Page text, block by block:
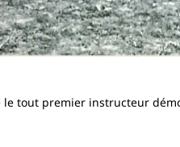
le tout premier instructeur